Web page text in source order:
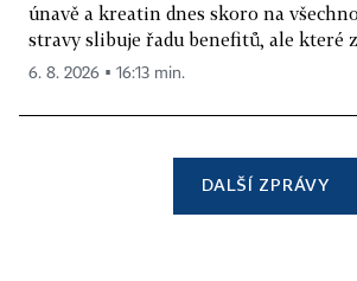
únavě a kreatin dnes skoro na
stravy slibuje řadu benefitů, ale které
6. 8. 2026 ▪ 16:13 min.
DALŠÍ ZPRÁVY